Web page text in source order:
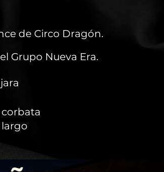
de Circo Dragón.
Grupo Nueva Era.
corbata